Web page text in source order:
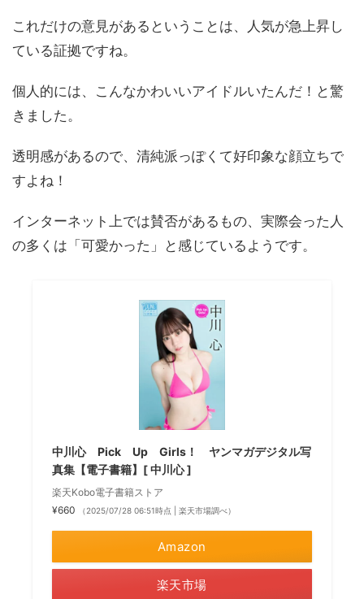
これだけの意見があるということは、人気が急上昇し
ている証拠ですね。
個人的には、こんなかわいいアイドルいたんだ！と驚
きました。
透明感があるので、清純派っぽくて好印象な顔立ちで
すよね！
インターネット上では賛否があるもの、実際会った人
の多くは「可愛かった」と感じているようです。
中川心 Pick Up Girls！ ヤンマガデジタル写
真集【電子書籍】[ 中川心 ]
楽天Kobo電子書籍ストア
¥660
（2025/07/28 06:51時点 | 楽天市場調べ）
Amazon
楽天市場